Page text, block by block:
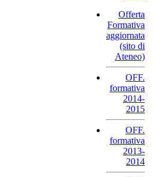
Offerta
Formativa
aggiornata
(sito di
Ateneo)
OFF.
formativa
2014-
2015
OFF.
formativa
2013-
2014